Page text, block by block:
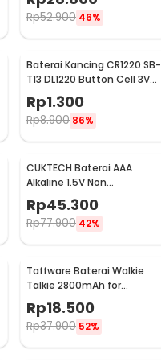
Rp52.900 46%
Baterai Kancing CR1220 SB-
T13 DL1220 Button Cell 3V
Lithium 1 PCS
Rp1.300
Rp8.900 86%
CUKTECH Baterai AAA
Alkaline 1.5V Non
Rechargeable 10 PCS - Zi7
Rp45.300
Rp77.900 42%
Taffware Baterai Walkie
Talkie 2800mAh for
Baofeng BF-777S 666S
888S
Rp18.500
Rp37.900 52%